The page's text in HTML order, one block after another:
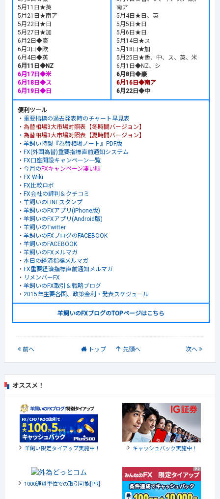
5月11日★英
5月21日★南ア
5月22日★日
5月27日★加
6月2日◆豪
6月3日◆欧
6月4日◆英
6月11日◆NZ
6月17日◆米
6月18日◆ス
6月19日◆日
南ア
5月4日★日、英
5月5日★日
5月6日★日
5月14日★ス
5月18日★加
5月25日★香、中、ス、英、米
6月1日◆NZ、シ
6月8日◆豪
6月16日◆南ア
6月22日◆中
便利ツール
・ 重要指標の過去発表時のチャート早見表
・ 為替相場3大市場対照表【冬時間バージョン】
・ 為替相場3大市場対照表【夏時間バージョン】
・ 羊飼い特製『為替相場ノート』PDF版
・ FX(外国為替)重要指標直前通知システム
・ FX口座開設キャンペーン一覧
・ 今月の FXキャンペーン凄い順
・ FX Wiki
・ FX比較ロボ
・ FX会社の評判＆クチコミ
・ 羊飼いのLINEスタンプ
・ 羊飼いのFXアプリ(iPhone版)
・ 羊飼いのFXアプリ(Android版)
・ 羊飼いのTwitter
・ 羊飼いのFXブログのFACEBOOK
・ 羊飼いのFACEBOOK
・ 羊飼いのFXメルマガ
・ 本日の経済指標メルマガ
・ FX重要経済指標直前通知メルマガ
・ リメンバーFX
・ 羊飼いのFX取引＆戦略ブログ
・ 2015年主要各国、政策金利・発表スケジュール
羊飼いのFXブログのTOPページはこちら
前へ トップ 先頭へ 次へ
オススメ！
羊飼い限定タイアップ実施中！ キャッシュバック実施中！
1000通貨単位での取引可能[PR]